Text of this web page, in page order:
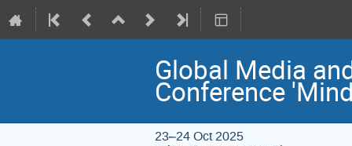
Global Media
Conference
23–24 Oct 2025